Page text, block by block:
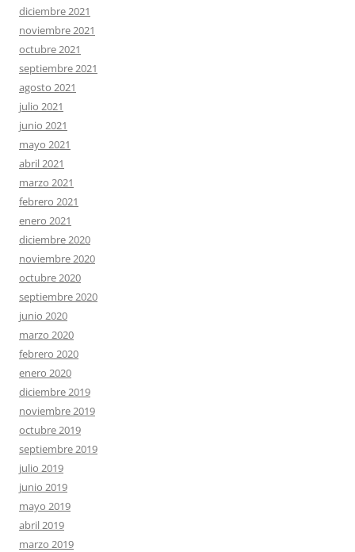
diciembre 2021
noviembre 2021
octubre 2021
septiembre 2021
agosto 2021
julio 2021
junio 2021
mayo 2021
abril 2021
marzo 2021
febrero 2021
enero 2021
diciembre 2020
noviembre 2020
octubre 2020
septiembre 2020
junio 2020
marzo 2020
febrero 2020
enero 2020
diciembre 2019
noviembre 2019
octubre 2019
septiembre 2019
julio 2019
junio 2019
mayo 2019
abril 2019
marzo 2019